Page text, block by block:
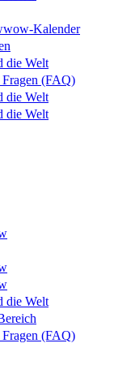
Kalender
die Welt
Fragen (FAQ)
die Welt
die Welt
die Welt
Fragen (FAQ)